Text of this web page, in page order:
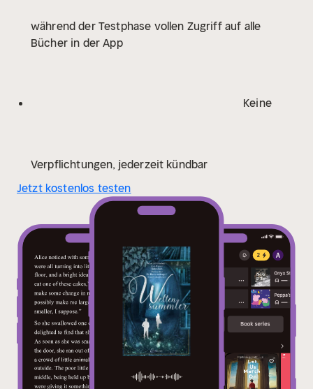
Leben in den Federn des Rabenkleides
verbringen." Seit Jahrhunderten lastet ein Fluch auf
unter diesem Fluch leidet, will sein restliches Leben
Schwester Nyméria und ihrem Lehrling Tyron begibt
Den besitzt allerdings der dunkle Magier Ican, der
bereits das Land der Elfen unterworfen hat und
weitere dunkle Pläne verfolgt.
Die Gefährten stürzen
sich in ein unerwartetes Abenteuer, ohne zu wissen,
dass Ican ihnen bereits einen Schritt voraus ist. Denn
er schickt seinen treusten Krieger Felerion…
"Die
Bücherwelt-Saga: Verliebt." von Stefanie
Straßburger Wenn es dein Leben als Buch gäbe –
würdest du es lesen? Plötzlich ist da dieses Buch in
Tildas Tasche. Alt und doch irgendwie neu. Ohne Titel
oder Autor. Ihre Lebensgeschichte. Ehe sie sich
versieht, entführt sie Titus, das Bücherwesen, in eine
während der Testphase vollen Zugriff auf alle
Bücher in der App
Keine
Verpflichtungen, jederzeit kündbar
Jetzt kostenlos testen